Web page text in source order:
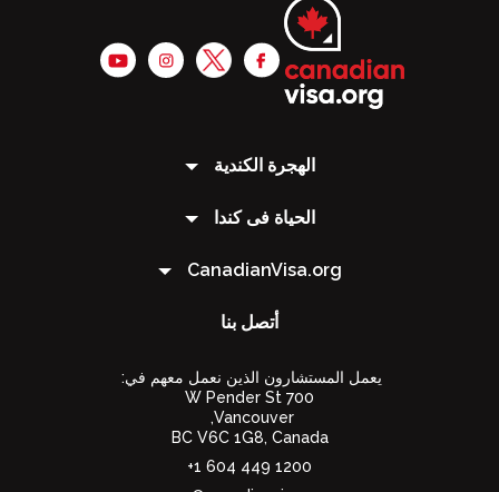
الهجرة الكندية
الحياة فى كندا
CanadianVisa.org
أتصل بنا
يعمل المستشارون الذين نعمل معهم في:
700 W Pender St
Vancouver,
BC V6C 1G8, Canada
1200 449 604 1+